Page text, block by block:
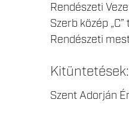
Rendészeti
Szerb közép
Rendészeti
Kitüntetések:
Szent Adorján